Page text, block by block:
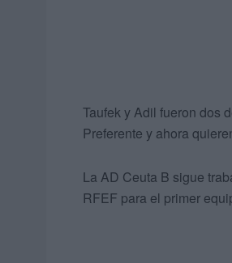
Taufek y Adil fueron dos
Preferente y ahora
La AD Ceuta B sigue
RFEF para el primer